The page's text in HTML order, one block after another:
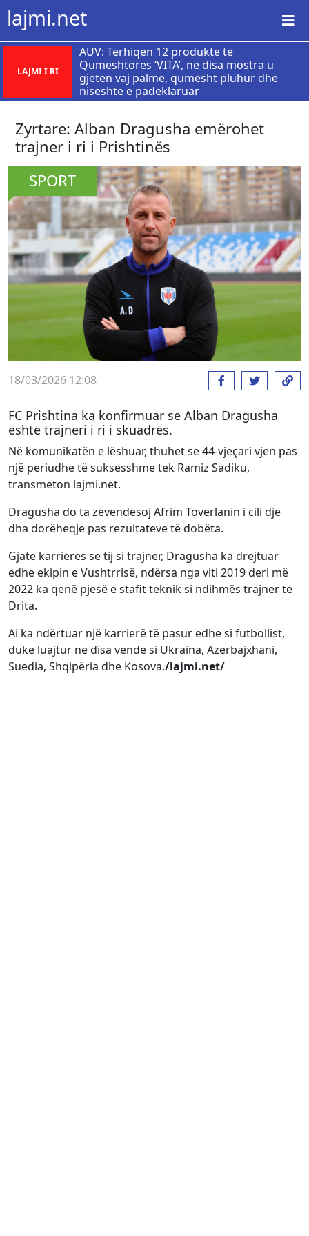
lajmi.net
LAJMI I RI
AUV: Tërhiqen 12 produkte të
Qumështores ‘VITA’, në disa mostra u
gjetën vaj palme, qumësht pluhur dhe
niseshte e padeklaruar
Zyrtare: Alban Dragusha emërohet
trajner i ri i Prishtinës
SPORT
18/03/2026 12:08
FC Prishtina ka konfirmuar se Alban Dragusha
është trajneri i ri i skuadrës.
Në komunikatën e lëshuar, thuhet se 44-vjeçari vjen pas
një periudhe të suksesshme tek Ramiz Sadiku,
transmeton lajmi.net.
Dragusha do ta zëvendësoj Afrim Tovërlanin i cili dje
dha dorëheqje pas rezultateve të dobëta.
Gjatë karrierës së tij si trajner, Dragusha ka drejtuar
edhe ekipin e Vushtrrisë, ndërsa nga viti 2019 deri më
2022 ka qenë pjesë e stafit teknik si ndihmës trajner te
Drita.
Ai ka ndërtuar një karrierë të pasur edhe si futbollist,
duke luajtur në disa vende si Ukraina, Azerbajxhani,
Suedia, Shqipëria dhe Kosova./lajmi.net/